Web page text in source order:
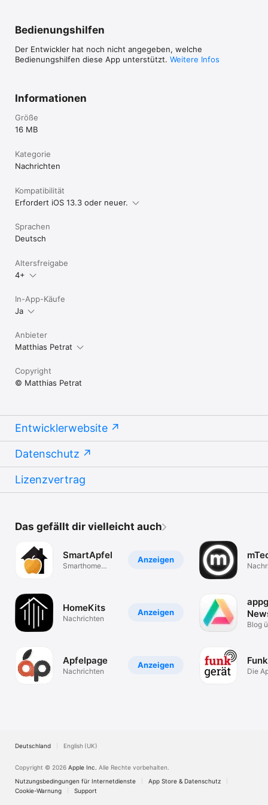
Bedienungshilfen
Der Entwickler hat noch nicht angegeben, welche
Bedienungshilfen diese App unterstützt. Weitere Infos
Informationen
Größe
16 MB
Kategorie
Nachrichten
Kompatibilität
Erfordert iOS 13.3 oder neuer.
Sprachen
Deutsch
Altersfreigabe
4+
In-App-Käufe
Ja
Anbieter
Matthias Petrat
Copyright
© Matthias Petrat
Entwicklerwebsite
Datenschutz
Lizenzvertrag
Das gefällt dir vielleicht auch
Anzeigen
SmartApfel
Smarthome
Anzeigen
HomeKits
Nachrichten
Anzeigen
Apfelpage
Nachrichten
Blog
Die
Deutschland English (UK)
Copyright © 2026 Apple Inc. Alle Rechte vorbehalten.
Nutzungsbedingungen für Internetdienste
App Store & Datenschutz
Cookie-Warnung
Support